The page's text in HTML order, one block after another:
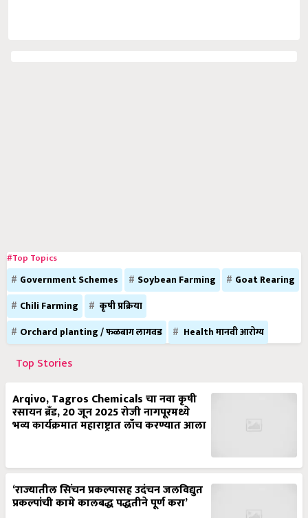
#Top Topics
Government Schemes Soybean Farming
Goat Rearing
Chili Farming
कृषी प्रक्रिया
Orchard planting / फळबाग लागवड
Health मानवी आरोग्य
Top Stories
Arqivo, Tagros Chemicals चा नवा कृषी
रसायन ब्रँड, 20 जून 2025 रोजी नागपूरमध्ये
भव्य कार्यक्रमात महाराष्ट्रात लाँच करण्यात आला
‘राज्यातील सिंचन प्रकल्पासह उदंचन जलविद्युत
प्रकल्पांची कामे कालबद्ध पद्धतीने पूर्ण करा’